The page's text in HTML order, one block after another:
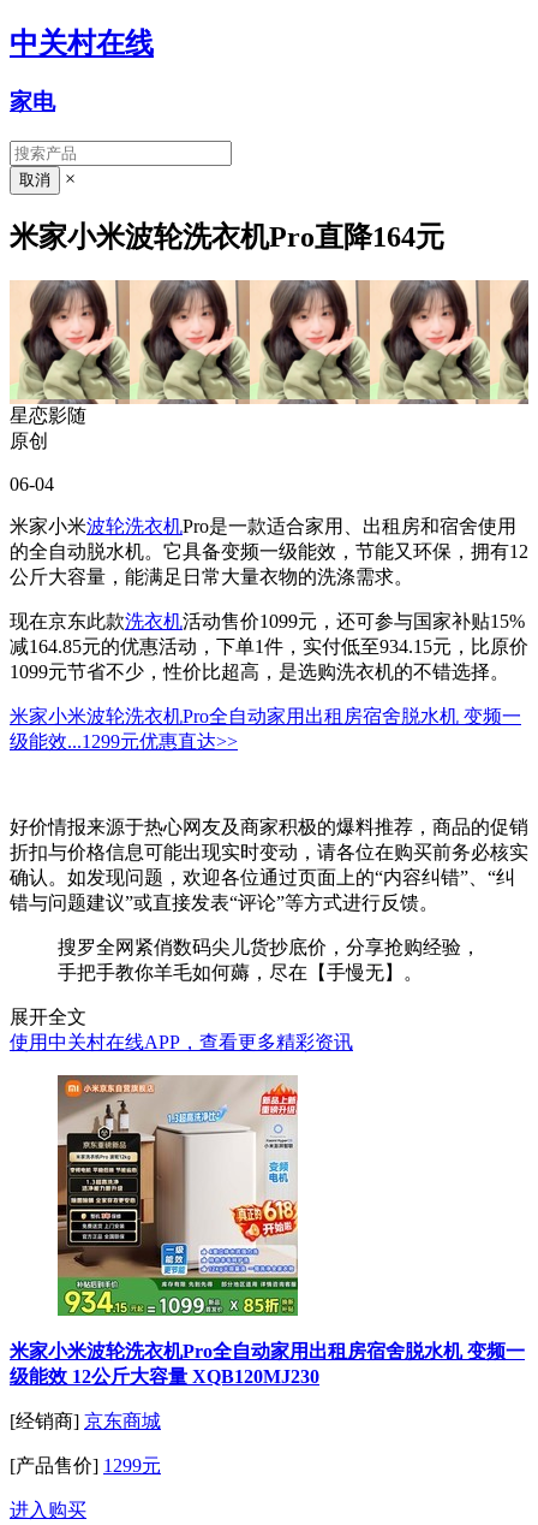
中关村在线
家电
×
米家小米波轮洗衣机Pro直降164元
星恋影随
原创
06-04
米家小米波轮洗衣机Pro是一款适合家用、出租房和宿舍使用
的全自动脱水机。它具备变频一级能效，节能又环保，拥有12
公斤大容量，能满足日常大量衣物的洗涤需求。
现在京东此款洗衣机活动售价1099元，还可参与国家补贴15%
减164.85元的优惠活动，下单1件，实付低至934.15元，比原价
1099元节省不少，性价比超高，是选购洗衣机的不错选择。
米家小米波轮洗衣机Pro全自动家用出租房宿舍脱水机 变频一
级能效...1299元优惠直达>>
好价情报来源于热心网友及商家积极的爆料推荐，商品的促销
折扣与价格信息可能出现实时变动，请各位在购买前务必核实
确认。如发现问题，欢迎各位通过页面上的“内容纠错”、“纠
错与问题建议”或直接发表“评论”等方式进行反馈。
搜罗全网紧俏数码尖儿货抄底价，分享抢购经验，
手把手教你羊毛如何薅，尽在【手慢无】。
展开全文
使用中关村在线APP，查看更多精彩资讯
米家小米波轮洗衣机Pro全自动家用出租房宿舍脱水机 变频一
级能效 12公斤大容量 XQB120MJ230
[经销商] 京东商城
[产品售价] 1299元
进入购买